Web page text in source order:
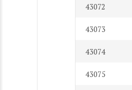
43072
43073
43074
43075